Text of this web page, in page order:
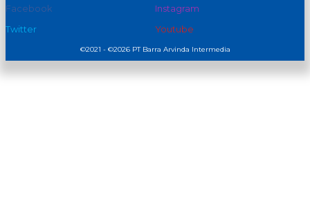
Facebook
Instagram
Twitter
Youtube
©2021 - ©2026 PT Barra Arvinda Intermedia